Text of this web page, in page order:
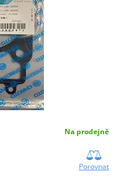
Na prodejně
Porovnat